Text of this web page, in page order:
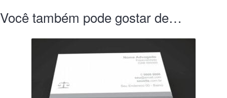
Você também pode gostar de…